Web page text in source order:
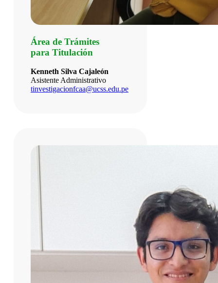
Área de Trámites
para Titulación
Kenneth Silva Cajaleón
Asistente Administrativo
tinvestigacionfcaa@ucss.edu.pe